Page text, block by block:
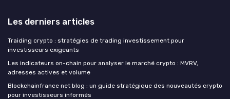
Les derniers articles
Traiding crypto : stratégies de trading investissement pour
investisseurs exigeants
Les indicateurs on-chain pour analyser le marché crypto : MVRV,
adresses actives et volume
Blockchainfrance net blog : un guide stratégique des nouveautés crypto
pour investisseurs informés